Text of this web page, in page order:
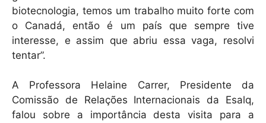
biotecnologia, temos um trabalho muito forte com
o Canadá, então é um país que sempre tive
interesse, e assim que abriu essa vaga, resolvi
tentar”.
A Professora Helaine Carrer, Presidente da
Comissão de Relações Internacionais da Esalq,
falou sobre a importância desta visita para a